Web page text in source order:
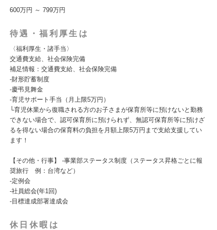
600万円 ～ 799万円
待遇・福利厚生は
〈福利厚生・諸手当〉
交通費支給、社会保険完備
補足情報：交通費支給、社会保険完備
-財形貯蓄制度
-慶弔見舞金
-育児サポート手当（月上限5万円）
└育児休業から復職される方のお子さまが保育所等に預けないと勤務
できない場合で、認可保育所に預けられず、無認可保育所等に預けざ
るを得ない場合の保育料の負担を月額上限5万円まで支給支援してい
ます！
【その他・行事】 -事業部ステータス制度（ステータス昇格ごとに報
奨旅行 例：台湾など）
-定例会
-社員総会(年1回)
-目標達成部署達成会
休日休暇は